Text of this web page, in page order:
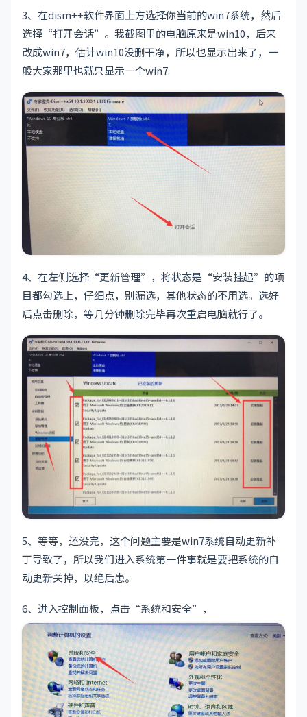
3、在dism++软件界面上方选择你当前的win7系统，然后
选择“打开会话”。我截图里的电脑原来是win10，后来
改成win7，估计win10没删干净，所以也显示出来了，一
般大家那里也就只显示一个win7.
4、在左侧选择“更新管理”，将状态是“安装挂起”的项
目都勾选上，仔细点，别漏选，其他状态的不用选。选好
后点击删除，等几分钟删除完毕再次重启电脑就行了。
5、等等，还没完，这个问题主要是win7系统自动更新补
丁导致了，所以我们进入系统第一件事就是要把系统的自
动更新关掉，以绝后患。
6、进入控制面板，点击“系统和安全”，